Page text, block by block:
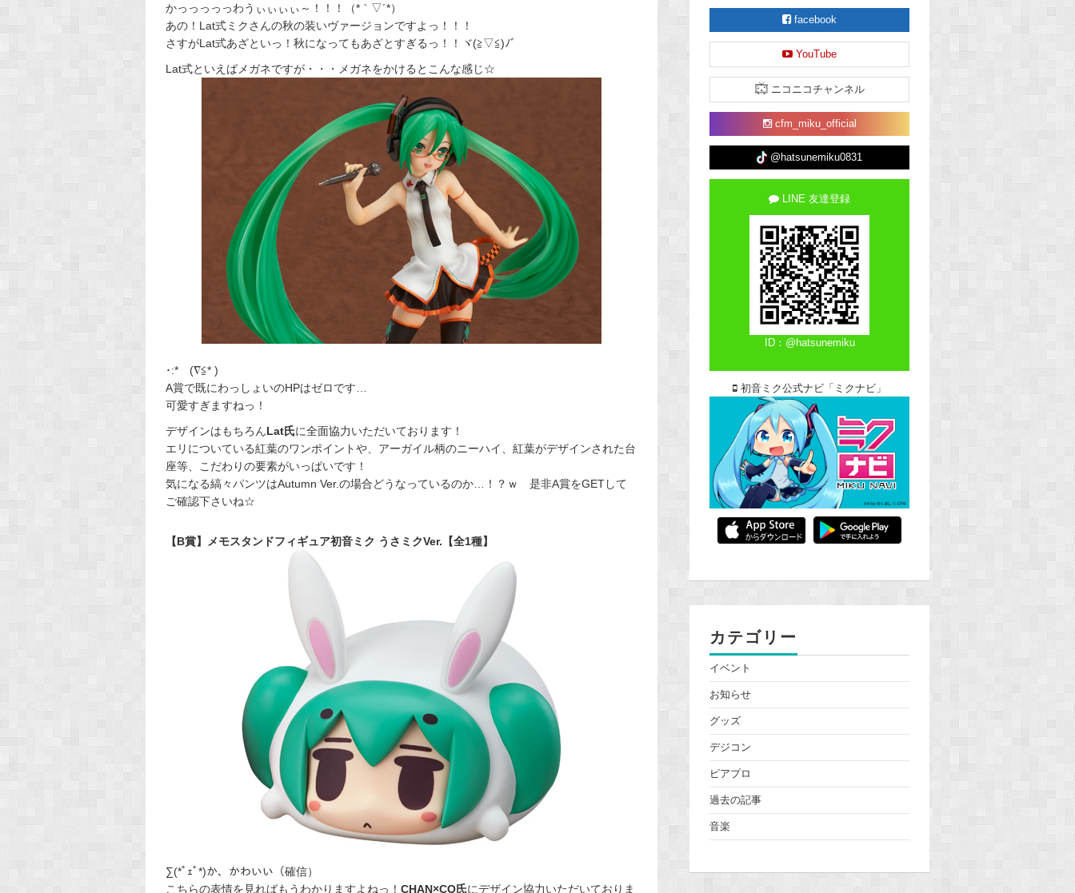
かっっっっっわうぃぃぃぃ～！！！（*｀▽´*）
あの！Lat式ミクさんの秋の装いヴァージョンですよっ！！！
さすがLat式あざといっ！秋になってもあざとすぎるっ！！ヾ(≧▽≦)ﾉﾞ
Lat式といえばメガネですが・・・メガネをかけるとこんな感じ☆
･:*ゞ(∇≦* )
A賞で既にわっしょいのHPはゼロです…
可愛すぎますねっ！
デザインはもちろんLat氏に全面協力いただいております！
エリについている紅葉のワンポイントや、アーガイル柄のニーハイ、紅葉がデザインされた台
座等、こだわりの要素がいっぱいです！
気になる縞々パンツはAutumn Ver.の場合どうなっているのか…！？ｗ 是非A賞をGETして
ご確認下さいね☆
【B賞】メモスタンドフィギュア初音ミク うさミクVer.【全1種】
∑(*ﾟｪﾟ*)か、かわいい（確信）
こちらの表情を見ればもうわかりますよねっ！ CHAN×CO氏にデザイン協力いただいておりま
facebook
YouTube
ニコニコチャンネル
cfm_miku_official
@hatsunemiku0831
LINE 友達登録
ID：@hatsunemiku
初音ミク公式ナビ「ミクナビ」
カテゴリー
イベント
お知らせ
グッズ
デジコン
ピアプロ
過去の記事
音楽